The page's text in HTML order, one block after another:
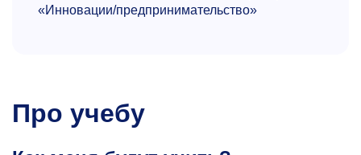
«Инновации/предпринимательство»
Про учебу